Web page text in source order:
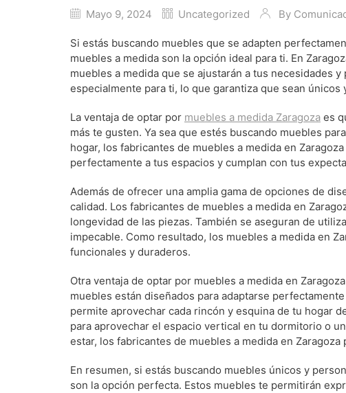
Mayo 9, 2024 Uncategorized By
Si estás buscando muebles que se adapten
muebles a medida son la opción ideal para ti. En
muebles a medida que se ajustarán a tus necesidades
especialmente para ti, lo que garantiza que sean únicos
La ventaja de optar por muebles a medida Zaragoza es
más te gusten. Ya sea que estés buscando muebles
hogar, los fabricantes de muebles a medida en
perfectamente a tus espacios y cumplan con tus
Además de ofrecer una amplia gama de opciones de
calidad. Los fabricantes de muebles a medida en
longevidad de las piezas. También se aseguran de
impecable. Como resultado, los muebles a medida en
funcionales y duraderos.
Otra ventaja de optar por muebles a medida en
muebles están diseñados para adaptarse
permite aprovechar cada rincón y esquina de tu hogar
para aprovechar el espacio vertical en tu dormitorio o
estar, los fabricantes de muebles a medida en
En resumen, si estás buscando muebles únicos y
son la opción perfecta. Estos muebles te permitirán